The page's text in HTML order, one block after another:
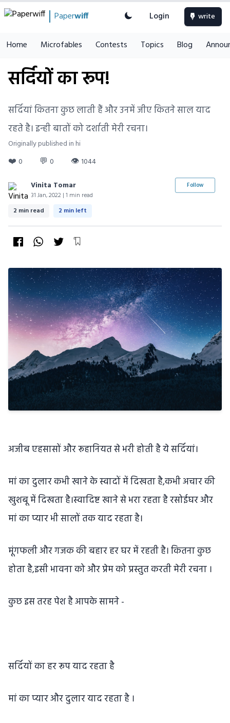
Paperwiff Login write
Home Microfables Contests Topics Blog
सर्दियों का रूप!
सर्दियां कितना कुछ लाती हैं और उनमें जीए कितने साल याद
रहते है। इन्ही बातों को दर्शाती मेरी रचना।
Originally published in hi
❤️ 0 💬 0 👁 1044
Vinita Tomar
31 Jan, 2022 | 1 min read
Follow
2 min read 2 min left
अजीब एहसासों और रूहानियत से भरी होती है ये सर्दियां।
मां का दुलार कभी खाने के स्वादों में दिखता है,कभी अचार की
खुशबू में दिखता है।स्वादिष्ट खाने से भरा रहता है रसोईघर और
मां का प्यार भी सालों तक याद रहता है।
मूंगफली और गजक की बहार हर घर में रहती है। कितना कुछ
होता है,इसी भावना को और प्रेम को प्रस्तुत करती मेरी रचना ।
कुछ इस तरह पेश है आपके सामने -
सर्दियों का हर रूप याद रहता है
मां का प्यार और दुलार याद रहता है ।